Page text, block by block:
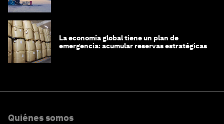
La economía global tiene un plan de
emergencia: acumular reservas estratégicas
Quiénes somos